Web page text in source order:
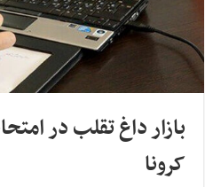
بازار داغ تقلب در
کرونا